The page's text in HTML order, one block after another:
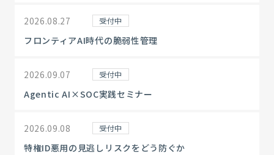
2026.08.27 受付中
フロンティアAI時代の脆弱性管理
2026.09.07 受付中
Agentic AI×SOC実践セミナー
2026.09.08 受付中
特権ID悪用の見逃しリスクをどう防ぐか